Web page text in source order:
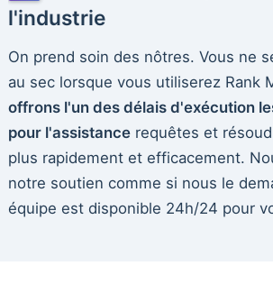
l'industrie
On prend soin des nôtres. Vous ne
au sec lorsque vous utiliserez Rank
offrons l'un des délais d'exécution
pour l'assistancerequêtes et
plus rapidement et efficacement.
notre soutien comme si nous le
équipe est disponible 24h/24 pour